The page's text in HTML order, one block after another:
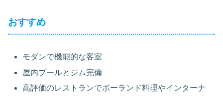
おすすめ
モダンで機能的な客室
屋内プールとジム完備
高評価のレストランでポーランド料理やインターナ